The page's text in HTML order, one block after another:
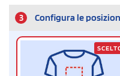
3 Configura le